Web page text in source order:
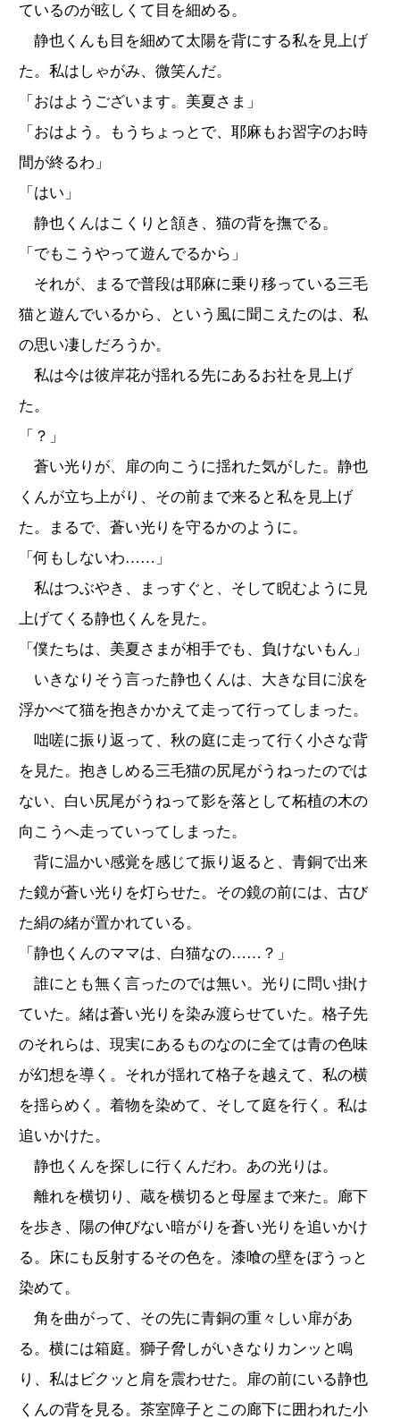
ているのが眩しくて目を細める。
静也くんも目を細めて太陽を背にする私を見上げ
た。私はしゃがみ、微笑んだ。
「おはようございます。美夏さま」
「おはよう。もうちょっとで、耶麻もお習字のお時
間が終るわ」
「はい」
静也くんはこくりと頷き、猫の背を撫でる。
「でもこうやって遊んでるから」
それが、まるで普段は耶麻に乗り移っている三毛
猫と遊んでいるから、という風に聞こえたのは、私
の思い凄しだろうか。
私は今は彼岸花が揺れる先にあるお社を見上げ
た。
「？」
蒼い光りが、扉の向こうに揺れた気がした。静也
くんが立ち上がり、その前まで来ると私を見上げ
た。まるで、蒼い光りを守るかのように。
「何もしないわ……」
私はつぶやき、まっすぐと、そして睨むように見
上げてくる静也くんを見た。
「僕たちは、美夏さまが相手でも、負けないもん」
いきなりそう言った静也くんは、大きな目に涙を
浮かべて猫を抱きかかえて走って行ってしまった。
咄嗟に振り返って、秋の庭に走って行く小さな背
を見た。抱きしめる三毛猫の尻尾がうねったのでは
ない、白い尻尾がうねって影を落として柘植の木の
向こうへ走っていってしまった。
背に温かい感覚を感じて振り返ると、青銅で出来
た鏡が蒼い光りを灯らせた。その鏡の前には、古び
た絹の緒が置かれている。
「静也くんのママは、白猫なの……？」
誰にとも無く言ったのでは無い。光りに問い掛け
ていた。緒は蒼い光りを染み渡らせていた。格子先
のそれらは、現実にあるものなのに全ては青の色味
が幻想を導く。それが揺れて格子を越えて、私の横
を揺らめく。着物を染めて、そして庭を行く。私は
追いかけた。
静也くんを探しに行くんだわ。あの光りは。
離れを横切り、蔵を横切ると母屋まで来た。廊下
を歩き、陽の伸びない暗がりを蒼い光りを追いかけ
る。床にも反射するその色を。漆喰の壁をぼうっと
染めて。
角を曲がって、その先に青銅の重々しい扉があ
る。横には箱庭。獅子脅しがいきなりカンッと鳴
り、私はビクッと肩を震わせた。扉の前にいる静也
くんの背を見る。茶室障子とこの廊下に囲われた小